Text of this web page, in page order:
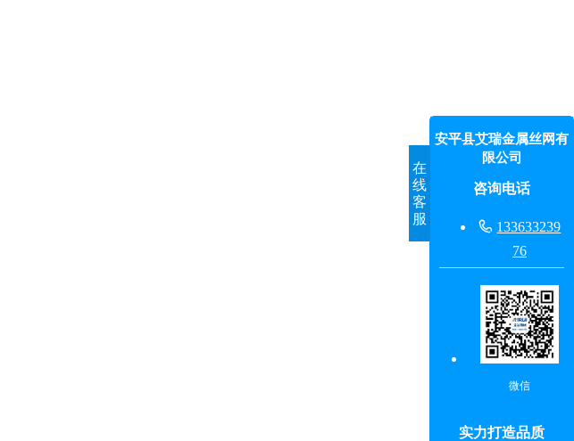
在
线
客
服
安平县艾瑞金属丝网有
限公司
咨询电话
 133633239
76
微信
实力打造品质